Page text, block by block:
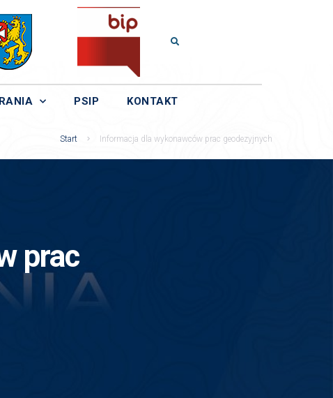
PSIP KONTAKT
Start Informacja dla wykonawców prac geodezyjnych
prac